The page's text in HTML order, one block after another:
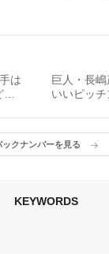
は
の
巨人・長
いいピッ
ックナンバーを見る
KEYWORDS